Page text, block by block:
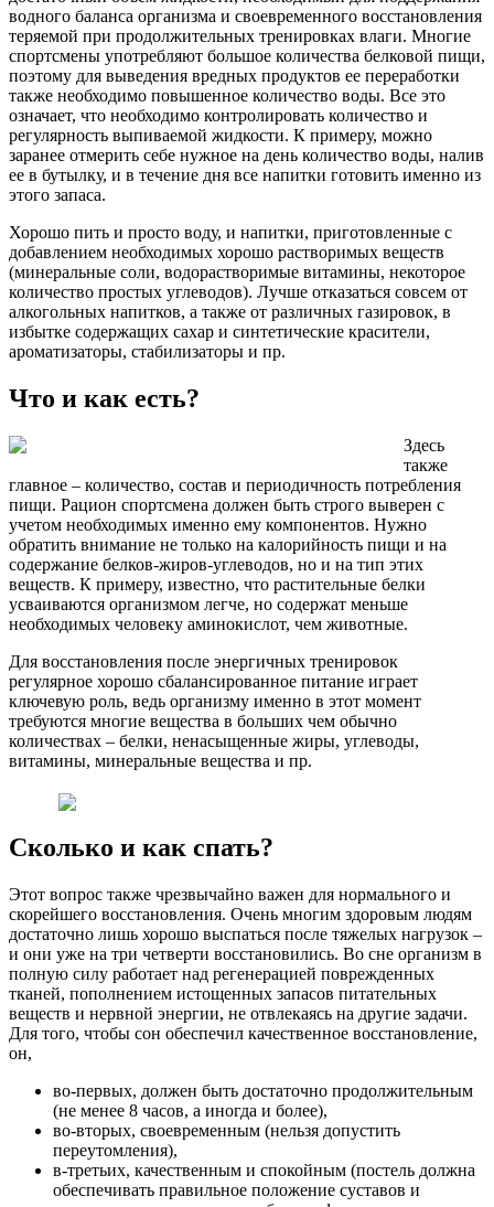
водного баланса организма и своевременного восстановления
теряемой при продолжительных тренировках влаги. Многие
спортсмены употребляют большое количества белковой пищи,
поэтому для выведения вредных продуктов ее переработки
также необходимо повышенное количество воды. Все это
означает, что необходимо контролировать количество и
регулярность выпиваемой жидкости. К примеру, можно
заранее отмерить себе нужное на день количество воды, налив
ее в бутылку, и в течение дня все напитки готовить именно из
этого запаса.
Хорошо пить и просто воду, и напитки, приготовленные с
добавлением необходимых хорошо растворимых веществ
(минеральные соли, водорастворимые витамины, некоторое
количество простых углеводов). Лучше отказаться совсем от
алкогольных напитков, а также от различных газировок, в
избытке содержащих сахар и синтетические красители,
ароматизаторы, стабилизаторы и пр.
Что и как есть?
Здесь
также
главное – количество, состав и периодичность потребления
пищи. Рацион спортсмена должен быть строго выверен с
учетом необходимых именно ему компонентов. Нужно
обратить внимание не только на калорийность пищи и на
содержание белков-жиров-углеводов, но и на тип этих
веществ. К примеру, известно, что растительные белки
усваиваются организмом легче, но содержат меньше
необходимых человеку аминокислот, чем животные.
Для восстановления после энергичных тренировок
регулярное хорошо сбалансированное питание играет
ключевую роль, ведь организму именно в этот момент
требуются многие вещества в больших чем обычно
количествах – белки, ненасыщенные жиры, углеводы,
витамины, минеральные вещества и пр.
Сколько и как спать?
Этот вопрос также чрезвычайно важен для нормального и
скорейшего восстановления. Очень многим здоровым людям
достаточно лишь хорошо выспаться после тяжелых нагрузок –
и они уже на три четверти восстановились. Во сне организм в
полную силу работает над регенерацией поврежденных
тканей, пополнением истощенных запасов питательных
веществ и нервной энергии, не отвлекаясь на другие задачи.
Для того, чтобы сон обеспечил качественное восстановление,
он,
во-первых, должен быть достаточно продолжительным
(не менее 8 часов, а иногда и более),
во-вторых, своевременным (нельзя допустить
переутомления),
в-третьих, качественным и спокойным (постель должна
обеспечивать правильное положение суставов и